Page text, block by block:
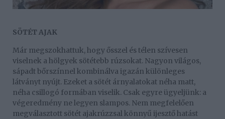
SÖTÉT AJAK
Már megszokhattuk, hogy ősszel és télen szívesen
viselnek a hölgyek sötétebb rúzsokat. Nagyon világos,
sápadt bőrszínnel kombinálva igazán különleges
látványt nyújt. Ezeket a sötét árnyalatokat néha matt,
néha csillogó formában viselik. Csak egyre ügyeljünk: a
végeredmény ne legyen slampos. Nem megfelelően
megválasztott sötét ajakrúzzsal könnyű ijesztő hatást